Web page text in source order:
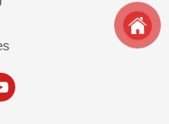
Y
o